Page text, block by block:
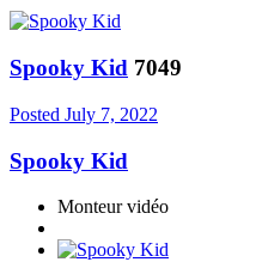
Spooky Kid 7049
Posted July 7, 2022
Spooky Kid
Monteur vidéo